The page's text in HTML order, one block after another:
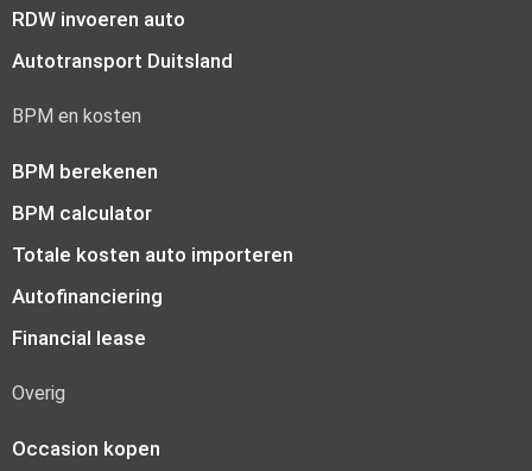
RDW invoeren auto
Autotransport Duitsland
BPM en kosten
BPM berekenen
BPM calculator
Totale kosten auto importeren
Autofinanciering
Financial lease
Overig
Occasion kopen